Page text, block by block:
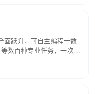
面跃升，可自主编程十数
数百种专业任务，一次对
穿规划、执行与验证全流
。长程任务中自主规划与